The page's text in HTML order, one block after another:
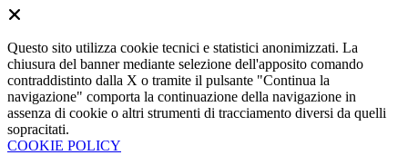
Questo sito utilizza cookie tecnici e statistici anonimizzati. La
chiusura del banner mediante selezione dell'apposito comando
contraddistinto dalla X o tramite il pulsante "Continua la
navigazione" comporta la continuazione della navigazione in
assenza di cookie o altri strumenti di tracciamento diversi da quelli
sopracitati.
COOKIE POLICY